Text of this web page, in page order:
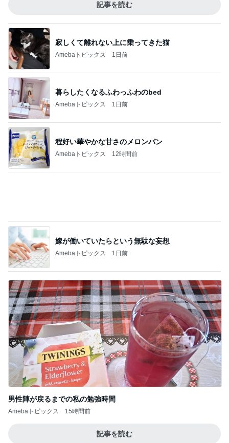
記事を読む
寂しくて離れない上に乗ってきた猫
Amebaトピックス 1日前
暮らしたくなるふわっふわのbed
Amebaトピックス 1日前
程好い華やかな甘さのメロンパン
Amebaトピックス 12時間前
男性陣が戻るまでの私の勉強時間
Amebaトピックス 15時間前
記事を読む
Amebaトピックス 10時間前